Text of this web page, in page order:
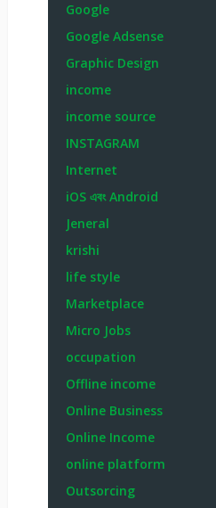
Google
Google Adsense
Graphic Design
income
income source
INSTAGRAM
Internet
iOS এবং Android
Jeneral
krishi
life style
Marketplace
Micro Jobs
occupation
Offline income
Online Business
Online Income
online platform
Outsorcing